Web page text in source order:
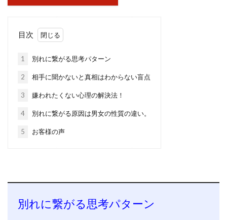
目次
1 別れに繋がる思考パターン
2 相手に聞かないと真相はわからない盲点
3 嫌われたくない心理の解決法！
4 別れに繋がる原因は男女の性質の違い。
5 お客様の声
別れに繋がる思考パターン